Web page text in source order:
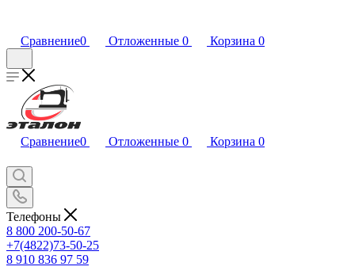
Сравнение0 Отложенные 0 Корзина 0
Сравнение0 Отложенные 0 Корзина 0
Телефоны
8 800 200-50-67
+7(4822)73-50-25
8 910 836 97 59